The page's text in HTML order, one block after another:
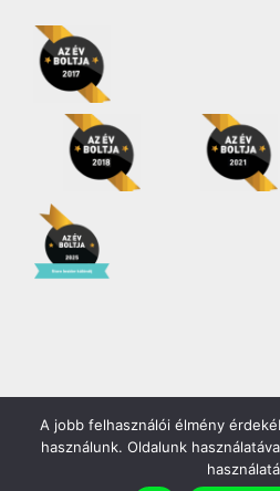
Copyright 2026 | Minden jog
A jobb felhasználói élmény
használunk. Oldalunk